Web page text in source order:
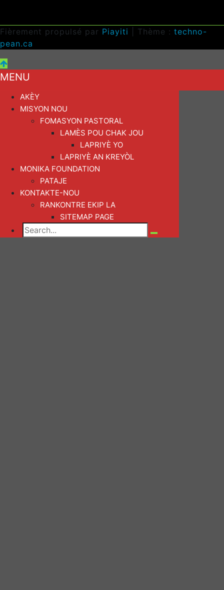
Fièrement propulsé par Piayiti | Thème : techno-
pean.ca
MENU
AKÈY
MISYON NOU
FOMASYON PASTORAL
LAMÈS POU CHAK JOU
LAPRIYÈ YO
LAPRIYÈ AN KREYÒL
MONIKA FOUNDATION
PATAJE
KONTAKTE-NOU
RANKONTRE EKIP LA
SITEMAP PAGE